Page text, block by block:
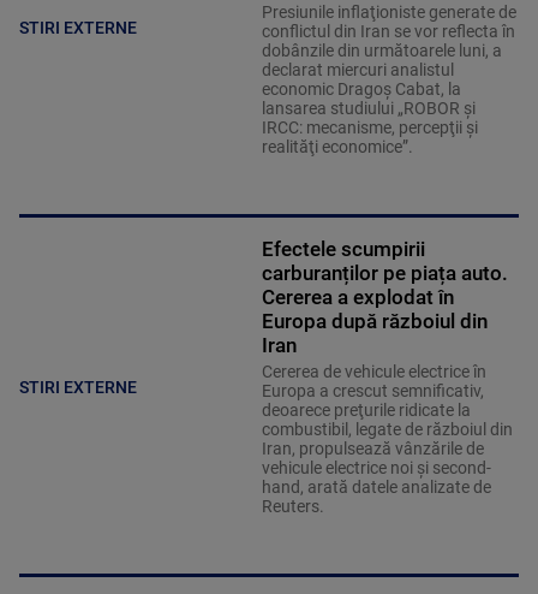
STIRI EXTERNE
Presiunile inflaţioniste generate de
conflictul din Iran se vor reflecta în
dobânzile din următoarele luni, a
declarat miercuri analistul
economic Dragoş Cabat, la
lansarea studiului „ROBOR şi
IRCC: mecanisme, percepţii şi
realităţi economice”.
STIRI EXTERNE
Efectele scumpirii
carburanților pe piața auto.
Cererea a explodat în
Europa după războiul din
Iran
Cererea de vehicule electrice în
Europa a crescut semnificativ,
deoarece preţurile ridicate la
combustibil, legate de războiul din
Iran, propulsează vânzările de
vehicule electrice noi şi second-
hand, arată datele analizate de
Reuters.